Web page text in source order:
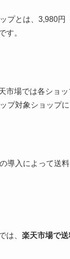
プとは、3,980円
す。
市場では各ショ
プ対象ショップ
導入によって送
は、 楽天市場で